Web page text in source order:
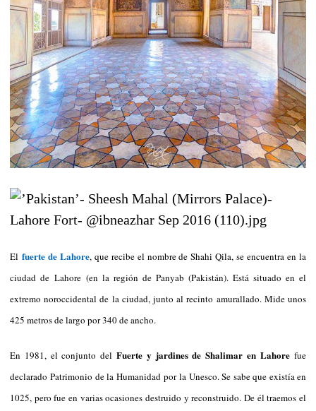
El fuerte de Lahore, que recibe el nombre de Shahi Qila, se encuentra en la
ciudad de Lahore (en la región de Panyab (Pakistán). Está situado en el
extremo noroccidental de la ciudad, junto al recinto amurallado. Mide unos
425 metros de largo por 340 de ancho.
En 1981, el conjunto delFuerte y jardines de Shalimar en Lahorefue
declarado Patrimonio de la Humanidad por la Unesco. Se sabe que existía en
1025, pero fue en varias ocasiones destruido y reconstruido. De él traemos el